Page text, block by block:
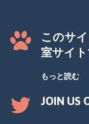
このサ
室サイト
もっと読む
JOIN US